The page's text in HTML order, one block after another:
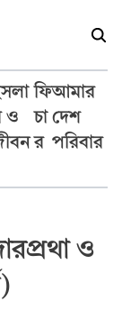
ও
ফি
চা
র
আমার
দেশ
পরিবার
ও